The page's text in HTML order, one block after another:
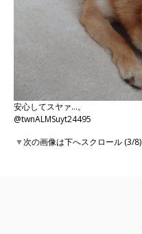
安心してスヤァ…。
@twnALMSuyt24495
▼次の画像は下へスクロール (3/8)